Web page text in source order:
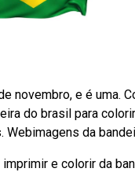
novembro, e é uma.
do brasil para
da
e colorir da